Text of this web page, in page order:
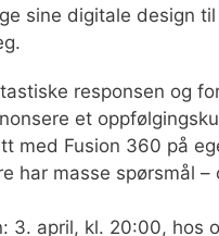
sine digitale design
responsen og
et
med Fusion 360 på
har masse spørsmål
3. april, kl. 20:00, hos